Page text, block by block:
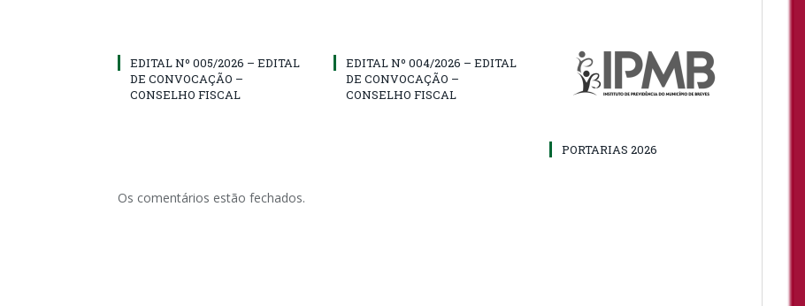
EDITAL Nº 005/2026 – EDITAL
DE CONVOCAÇÃO –
CONSELHO FISCAL
EDITAL Nº 004/2026 – EDITAL
DE CONVOCAÇÃO –
CONSELHO FISCAL
PORTARIAS 2026
Os comentários estão fechados.